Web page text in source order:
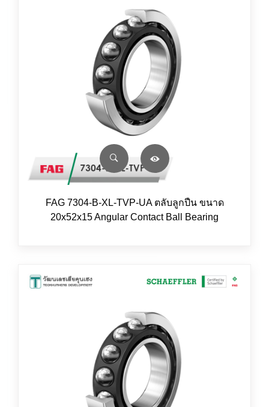
FAG 7304-B-XL-TVP-UA ตลับลูกปืน ขนาด
20x52x15 Angular Contact Ball Bearing